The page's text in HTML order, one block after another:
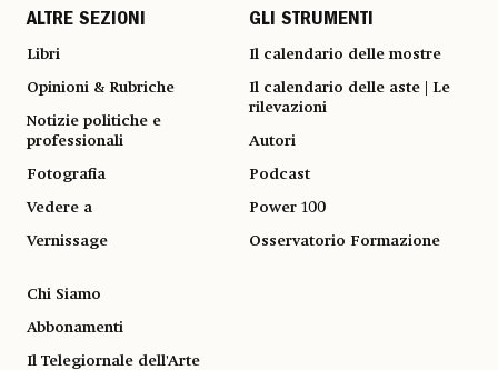
ALTRE SEZIONI
Libri
Opinioni & Rubriche
Notizie politiche e
professionali
Fotografia
Vedere a
Vernissage
GLI STRUMENTI
Il calendario delle mostre
Il calendario delle aste | Le
rilevazioni
Autori
Podcast
Power 100
Osservatorio Formazione
Chi Siamo
Abbonamenti
Il Telegiornale dell'Arte